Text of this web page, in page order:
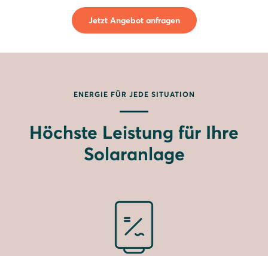
Jetzt Angebot anfragen
ENERGIE FÜR JEDE SITUATION
Höchste Leistung für Ihre
Solaranlage